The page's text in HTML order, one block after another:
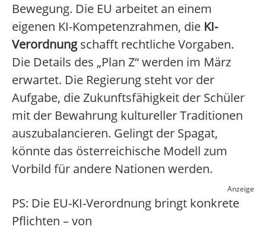
Bewegung. Die EU arbeitet an einem
eigenen KI-Kompetenzrahmen, die KI-
Verordnungschafft rechtliche Vorgaben.
Die Details des „Plan Z“ werden im März
erwartet. Die Regierung steht vor der
Aufgabe, die Zukunftsfähigkeit der Schüler
mit der Bewahrung kultureller Traditionen
auszubalancieren. Gelingt der Spagat,
könnte das österreichische Modell zum
Vorbild für andere Nationen werden.
Anzeige
PS: Die EU-KI-Verordnung bringt konkrete
Pflichten – von